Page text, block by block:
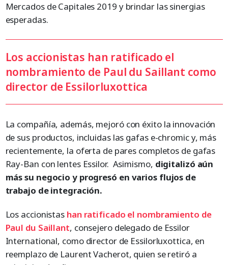
Mercados de Capitales 2019 y brindar las sinergias
esperadas.
Los accionistas han ratificado el
nombramiento de Paul du Saillant como
director de Essilorluxottica
La compañía, además, mejoró con éxito la innovación
de sus productos, incluidas las gafas e-chromic y, más
recientemente, la oferta de pares completos de gafas
Ray-Ban con lentes Essilor. Asimismo, digitalizó aún
más su negocio y progresó en varios flujos de
trabajo de integración.
Los accionistas han ratificado el nombramiento de
Paul du Saillant, consejero delegado de Essilor
International, como director de Essilorluxottica, en
reemplazo de Laurent Vacherot, quien se retiró a